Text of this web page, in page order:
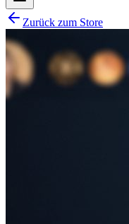
Zurück zum Store